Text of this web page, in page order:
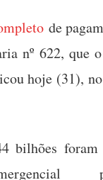
de
nº 622, que
hoje (31),
bilhões foram